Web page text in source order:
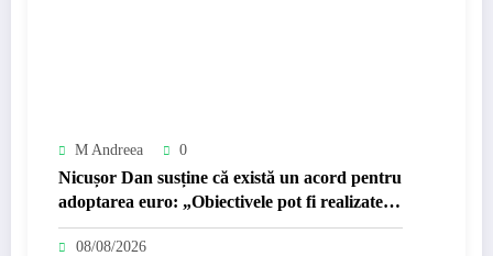
M Andreea 0
Nicușor Dan susține că există un acord pentru
adoptarea euro: „Obiectivele pot fi realizate
dacă…
08/08/2026